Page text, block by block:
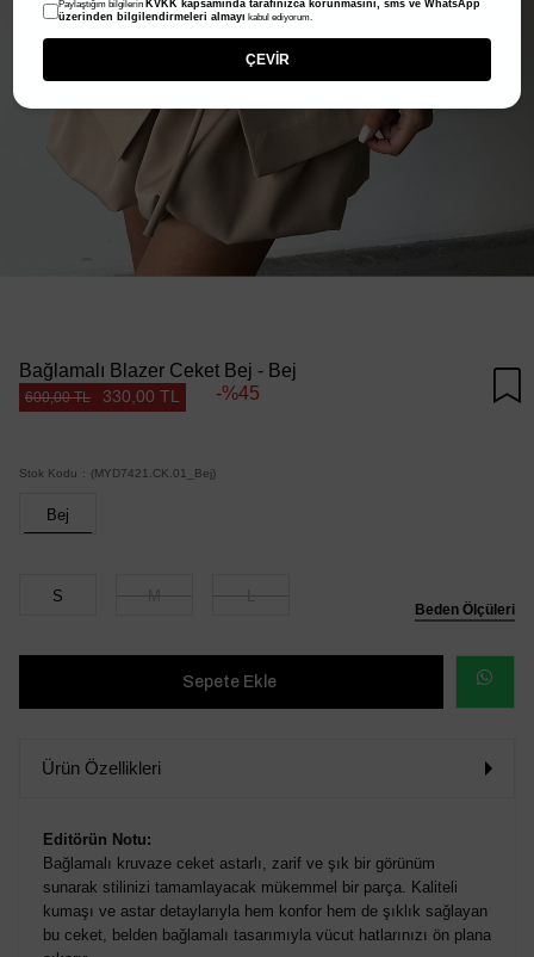
Bağlamalı Blazer Ceket Bej - Bej
600,00 TL 330,00 TL 45
Stok Kodu (MYD7421.CK.01_Bej)
Beden Ölçüleri
Bej
S
SİPARİŞ
Ürün Özellikleri
Editörün Notu:
Bağlamalı kruvaze ceket astarlı, zarif ve şık bir görünüm
sunarak stilinizi tamamlayacak mükemmel bir parça. Kaliteli
kumaşı ve astar detaylarıyla hem konfor hem de şıklık sağlayan
bu ceket, belden bağlamalı tasarımıyla vücut hatlarınızı ön plana
Paylaştığım bilgilerin KVKK kapsamında tarafınızca korunmasını, sms ve WhatsApp
üzerinden bilgilendirmeleri almayı kabul ediyorum.
ÇEVİR